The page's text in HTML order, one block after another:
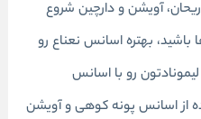
آویشن و دارچین شروع
بهتره اسانس نعناع رو
رو با اسانس
از اسانس پونه کوهی و آویشن